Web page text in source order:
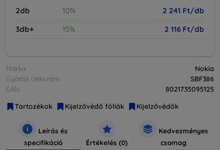
2db
10%
2 241 Ft/db
3db+
15% 2 116 Ft/db
Márka
Nokia
Gyártói cikkszám
SBF386
EAN
8021735095125
Tartozékok
Kijelzővédő fóliák Kijelzővédők
Leírás és
specifikáció
Értékelés (0)
Kedvezményes
csomag